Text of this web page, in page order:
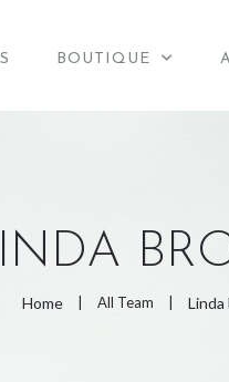
BOUTIQUE
Home All Team Linda